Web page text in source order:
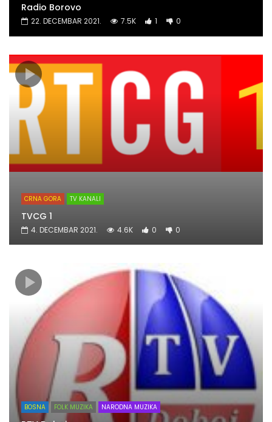
Radio Borovo
22. DECEMBAR 2021. 7.5K 1 0
CRNA GORA TV KANALI
TVCG 1
4. DECEMBAR 2021. 4.6K 0 0
BOSNA FOLK MUZIKA NARODNA MUZIKA